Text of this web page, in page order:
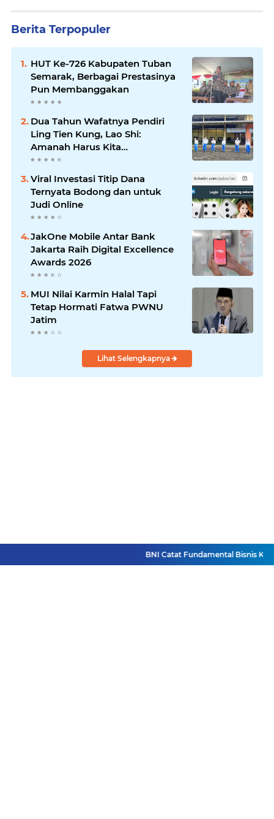
Berita Terpopuler
HUT Ke-726 Kabupaten Tuban
Semarak, Berbagai Prestasinya
Pun Membanggakan
Dua Tahun Wafatnya Pendiri
Ling Tien Kung, Lao Shi:
Amanah Harus Kita
Laksanakan!
Viral Investasi Titip Dana
Ternyata Bodong dan untuk
Judi Online
JakOne Mobile Antar Bank
Jakarta Raih Digital Excellence
Awards 2026
MUI Nilai Karmin Halal Tapi
Tetap Hormati Fatwa PWNU
Jatim
Lihat Selengkapnya
BNI Catat Fundamental Bisnis